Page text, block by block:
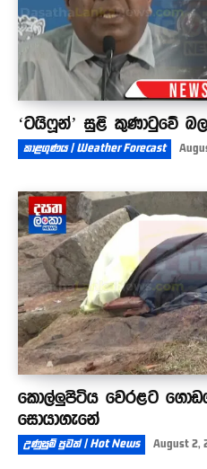
‘ටයිෆූන්’ සුළි කුණාටුවේ
කාළගුණය | Weather Forecast
කොල්ලුපිටිය වෙරළට
සොයාගැනේ
උණුසුම් පුවත් | Hot News August 2,